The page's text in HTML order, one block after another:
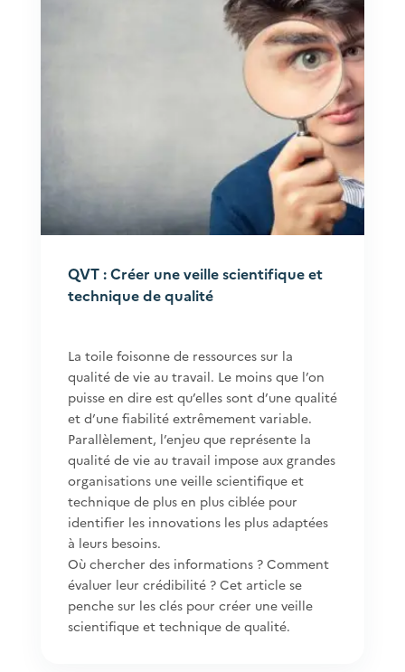
QVT : Créer une veille scientifique et
technique de qualité
La toile foisonne de ressources sur la
qualité de vie au travail. Le moins que l’on
puisse en dire est qu’elles sont d’une qualité
et d’une fiabilité extrêmement variable.
Parallèlement, l’enjeu que représente la
qualité de vie au travail impose aux grandes
organisations une veille scientifique et
technique de plus en plus ciblée pour
identifier les innovations les plus adaptées
à leurs besoins.
Où chercher des informations ? Comment
évaluer leur crédibilité ? Cet article se
penche sur les clés pour créer une veille
scientifique et technique de qualité.